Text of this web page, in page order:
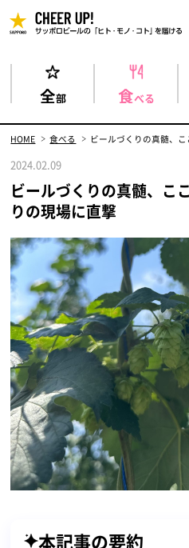
全部 食べる
HOME 食べる ビールづくりの真髄、
2024.02.09
ビールづくりの真髄、こ
りの現場に直撃
本記事の要約